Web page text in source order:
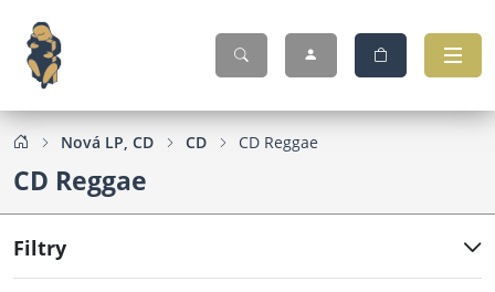
Nová LP, CD CD CD Reggae
CD Reggae
Filtry